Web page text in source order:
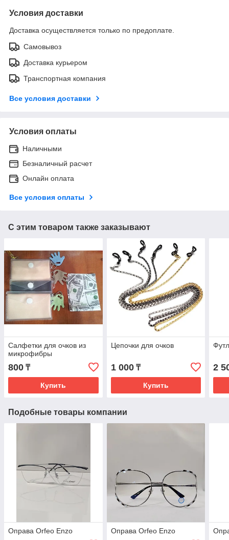
Условия доставки
Доставка осуществляется только по предоплате.
Самовывоз
Доставка курьером
Транспортная компания
Все условия доставки
Условия оплаты
Наличными
Безналичный расчет
Онлайн оплата
Все условия оплаты
С этим товаром также заказывают
Салфетки для очков из
микрофибры
800 ₸
Купить
Цепочки для очков
1 000₸
Купить
2
Подобные товары компании
Оправа Orfeo Enzo Оправа Orfeo Enzo